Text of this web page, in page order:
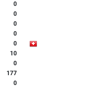
0
0
0
0
0
10
0
177
0